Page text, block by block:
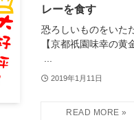
レーを食す
恐ろしいものをいた
【京都祇園味幸の
2019年1月11日